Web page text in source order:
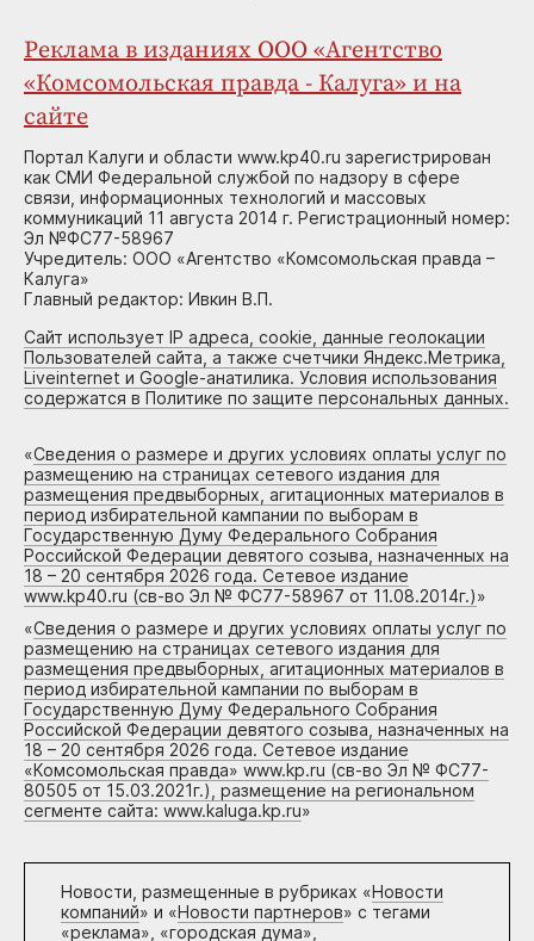
Реклама в изданиях ООО «Агентство
«Комсомольская правда - Калуга» и на
сайте
Портал Калуги и области www.kp40.ru зарегистрирован
как СМИ Федеральной службой по надзору в сфере
связи, информационных технологий и массовых
коммуникаций 11 августа 2014 г. Регистрационный номер:
Эл №ФС77-58967
Учредитель: ООО «Агентство «Комсомольская правда –
Калуга»
Главный редактор: Ивкин В.П.
Сайт использует IP адреса, cookie, данные геолокации
Пользователей сайта, а также счетчики Яндекс.Метрика,
Liveinternet и Google-анатилика. Условия использования
содержатся в Политике по защите персональных данных.
«Сведения о размере и других условиях оплаты услуг по
размещению на страницах сетевого издания для
размещения предвыборных, агитационных материалов в
период избирательной кампании по выборам в
Государственную Думу Федерального Собрания
Российской Федерации девятого созыва, назначенных на
18 – 20 сентября 2026 года. Сетевое издание
www.kp40.ru (св-во Эл № ФС77-58967 от 11.08.2014г.)»
«Сведения о размере и других условиях оплаты услуг по
размещению на страницах сетевого издания для
размещения предвыборных, агитационных материалов в
период избирательной кампании по выборам в
Государственную Думу Федерального Собрания
Российской Федерации девятого созыва, назначенных на
18 – 20 сентября 2026 года. Сетевое издание
«Комсомольская правда» www.kp.ru (св-во Эл № ФС77-
80505 от 15.03.2021г.), размещение на региональном
сегменте сайта: www.kaluga.kp.ru»
Новости, размещенные в рубриках «Новости
компаний» и «Новости партнеров» с тегами
«реклама», «городская дума»,